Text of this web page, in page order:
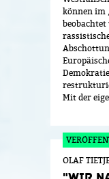
können im
Mit der
OLAF